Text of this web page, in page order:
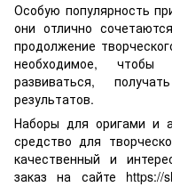
Особую популярность
они отлично
продолжение
необходимое,
развиваться,
результатов.
Наборы для оригами и
средство для
качественный и
заказ на сайте https://